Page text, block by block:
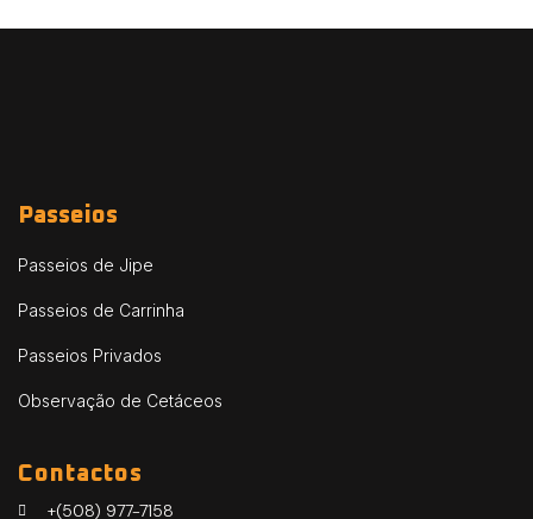
Passeios
Passeios de Jipe
Passeios de Carrinha
Passeios Privados
Observação de Cetáceos
Contactos
+(508) 977-7158